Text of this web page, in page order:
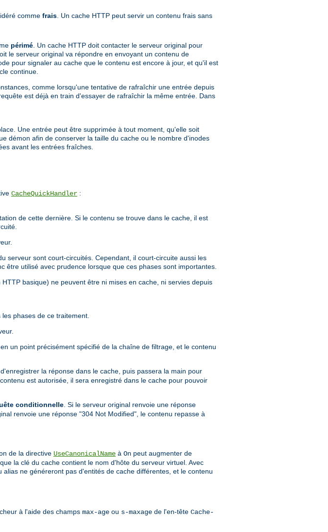
comme frais . Un cache HTTP peut servir un contenu frais sans
périmé . Un cache HTTP doit contacter le serveur original pour
le serveur original va répondre en envoyant un contenu de
pour signaler au cache que le contenu est encore à jour, et qu'il est
continue.
comme lorsqu'une tentative de rafraîchir une entrée depuis
est déjà en train d'essayer de rafraîchir la même entrée. Dans
Une entrée peut être supprimée à tout moment, qu'elle soit
démon afin de conserver la taille du cache ou le nombre d'inodes
avant les entrées fraîches.
CacheQuickHandler :
de cette dernière. Si le contenu se trouve dans le cache, il est
serveur sont court-circuités. Cependant, il court-circuite aussi les
être utilisé avec prudence lorsque que ces phases sont importantes.
basique) ne peuvent être ni mises en cache, ni servies depuis
phases de ce traitement.
un point précisément spécifié de la chaîne de filtrage, et le contenu
la réponse dans le cache, puis passera la main pour
est autorisée, il sera enregistré dans le cache pour pouvoir
conditionnelle. Si le serveur original renvoie une réponse
renvoie une réponse "304 Not Modified", le contenu repasse à
de la directive UseCanonicalName à On peut augmenter de
la clé du cache contient le nom d'hôte du serveur virtuel. Avec
ne généreront pas d'entités de cache différentes, et le contenu
à l'aide des champs max-age ou s-maxage de l'en-tête Cache-